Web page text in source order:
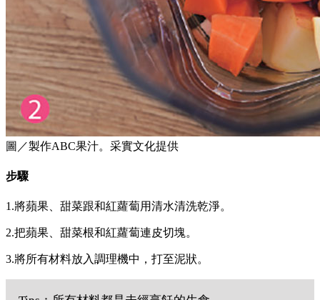
圖／製作ABC果汁。采實文化提供
步驟
1.將蘋果、甜菜跟和紅蘿蔔用清水清洗乾淨。
2.把蘋果、甜菜根和紅蘿蔔連皮切塊。
3.將所有材料放入調理機中，打至泥狀。